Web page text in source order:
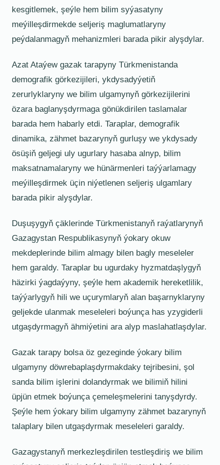
kesgitlemek, şeýle hem bilim syýasatyny
meýilleşdirmekde seljeriş maglumatlaryny
peýdalanmagyň mehanizmleri barada pikir alyşdylar.
Azat Ataýew gazak tarapyny Türkmenistanda
demografik görkezijileri, ykdysadyýetiň
zerurlyklaryny we bilim ulgamynyň görkezijilerini
özara baglanyşdyrmaga gönükdirilen taslamalar
barada hem habarly etdi. Taraplar, demografik
dinamika, zähmet bazarynyň gurluşy we ykdysady
ösüşiň geljegi uly ugurlary hasaba alnyp, bilim
maksatnamalaryny we hünärmenleri taýýarlamagy
meýilleşdirmek üçin niýetlenen seljeriş ulgamlary
barada pikir alyşdylar.
Duşuşygyň çäklerinde Türkmenistanyň raýatlarynyň
Gazagystan Respublikasynyň ýokary okuw
mekdeplerinde bilim almagy bilen bagly meseleler
hem garaldy. Taraplar bu ugurdaky hyzmatdaşlygyň
häzirki ýagdaýyny, şeýle hem akademik hereketlilik,
taýýarlygyň hili we uçurymlaryň alan başarnyklaryny
geljekde ulanmak meseleleri boýunça has yzygiderli
utgaşdyrmagyň ähmiýetini ara alyp maslahatlaşdylar.
Gazak tarapy bolsa öz gezeginde ýokary bilim
ulgamyny döwrebaplaşdyrmakdaky tejribesini, şol
sanda bilim işlerini dolandyrmak we bilimiň hilini
üpjün etmek boýunça çemeleşmelerini tanyşdyrdy.
Şeýle hem ýokary bilim ulgamyny zähmet bazarynyň
talaplary bilen utgaşdyrmak meseleleri garaldy.
Gazagystanyň merkezleşdirilen testleşdiriş we bilim